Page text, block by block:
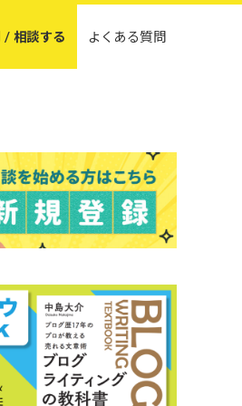
/ 相談する よくある質問